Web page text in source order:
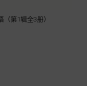
（第1辑全3册）